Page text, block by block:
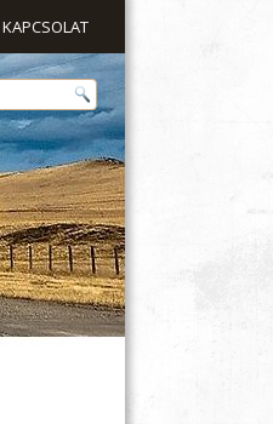
KAPCSOLAT